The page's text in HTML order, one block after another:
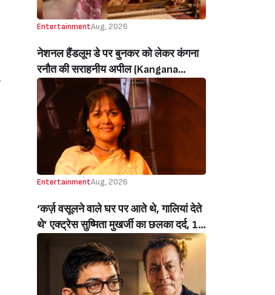
EntertainmentAug, 2026
नेशनल हैंडलूम डे पर बुनकर को लेकर कंगना
रनौत की सराहनीय अपील (Kangana
Ranaut’s Commendable Appeal
Regarding Weavers On National
Handloom Day)
EntertainmentAug, 2026
‘कर्ज़ वसूलने वाले घर पर आते थे, गालियां देते
थे’ एक्ट्रेस सुष्मिता मुखर्जी का छलका दर्द, 1
करोड़ का कर्ज उतारने के लिए करनी पड़ी थी
C ग्रेड फिल्में, बोलीं- ‘मैंने अपनी आत्मा बेच दी
थी’ (‘I Sold My Soul’ Actress
Sushmita Mukherjee Recalls Doing